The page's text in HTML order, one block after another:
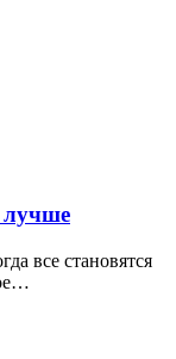
лучше
все становятся